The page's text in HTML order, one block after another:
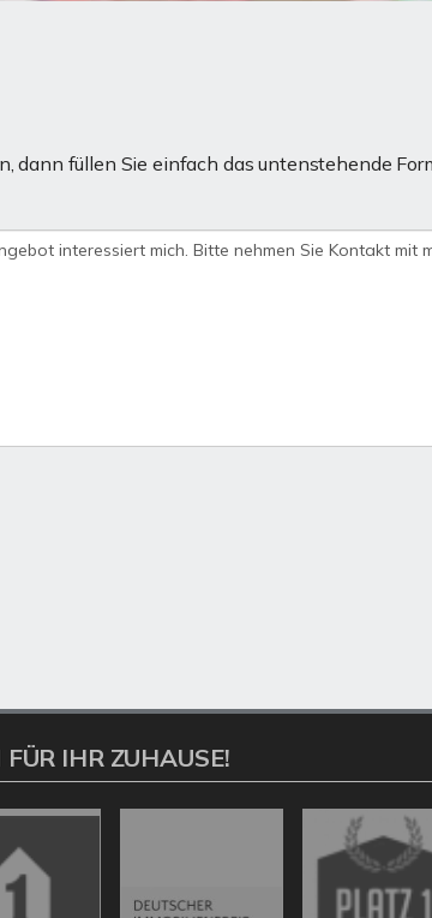
füllen Sie einfach das untenstehende
IHR ZUHAUSE!